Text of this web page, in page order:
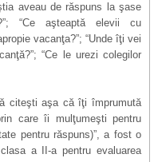
aveau de răspuns la şase
“Ce aşteaptă elevii cu
vacanţa?”; “Unde îţi vei
“Ce le urezi colegilor
citeşti aşa că îţi împrumută
care îi mulţumeşti pentru
pentru răspuns)”, a fost o
a II-a pentru evaluarea